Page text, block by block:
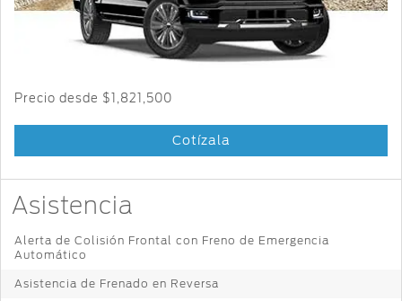
Custom
Garage
Kits de
Accesorios
Ford
Credit
Comerciales
Ford
D-
Tect
Colisión y
Originales
Precio de
Mantenimiento
Programa de
Servicio
Promociones
Revisión
Garantía
Partes
Soporte
Seguridad
Trabajo
Contraseña
Precio desde $1,821,500
Cotízala
Asistencia
Alerta de Colisión Frontal con Freno de Emergencia
Automático
Asistencia de Frenado en Reversa